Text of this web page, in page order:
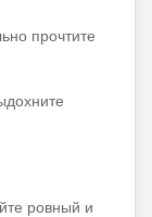
прочтите
ровный и